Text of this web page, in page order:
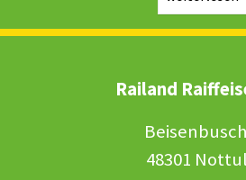
Railand
48301